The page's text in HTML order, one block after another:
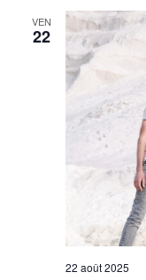
VEN
22
22 août 2025